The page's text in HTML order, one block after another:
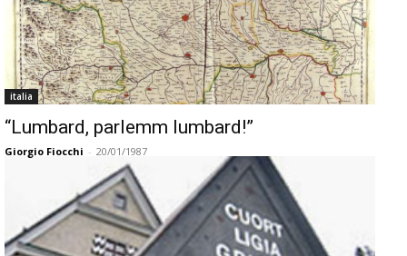
italia
“Lumbard, parlemm lumbard!”
Giorgio Fiocchi - 20/01/1987